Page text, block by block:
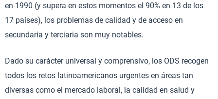
en 1990 (y supera en estos momentos el 90% en 13 de los
17 países), los problemas de calidad y de acceso en
secundaria y terciaria son muy notables.
Dado su carácter universal y comprensivo, los ODS recogen
todos los retos latinoamericanos urgentes en áreas tan
diversas como el mercado laboral, la calidad en salud y